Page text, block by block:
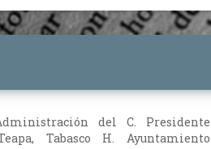
del C. Presidente
Tabasco H. Ayuntamiento